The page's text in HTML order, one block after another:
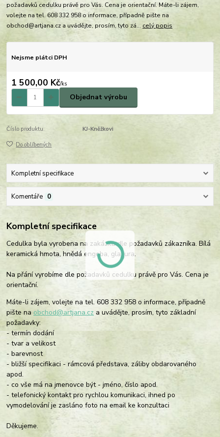
požadavků cedulku právě pro Vás. Cena je orientační. Máte-li zájem,
volejte na tel. 608 332 958 o informace, případně pište na
obchod@artjana.cz a uvádějte, prosím, tyto zá... celý popis
Nejsme plátci DPH
1 500,00 Kč/ks
Objednat výrobu
Číslo produktu: KJ-Kněžkovi
Do oblíbených
Kompletní specifikace
Komentáře 0
Kompletní specifikace
Cedulka byla vyrobena na zakázku dle požadavků zákazníka. Bílá
keramická hmota, hnědá engoba, glazura.
Na přání vyrobíme dle požadavků cedulku právě pro Vás. Cena je
orientační.
Máte-li zájem, volejte na tel. 608 332 958 o informace, případně
pište naobchod@artjana.cz a uvádějte, prosím, tyto základní
požadavky:
- termín dodání
- tvar a velikost
- barevnost
- bližší specifikaci - rámcová představa, záliby obdarovaného
apod.
- co vše má na jmenovce být - jméno, číslo apod.
- telefonický kontakt pro rychlou komunikaci, ihned po
vymodelování je zasláno foto na email ke konzultaci
Děkujeme.